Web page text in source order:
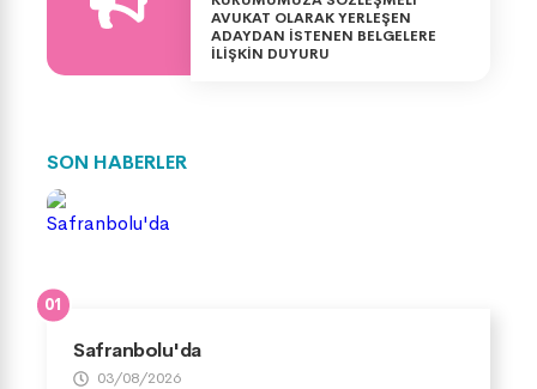
SON HABERLER
Safranbolu'da
03/08/2026
AVUKAT OLARAK YERLEŞEN
ADAYDAN İSTENEN BELGELERE
İLİŞKİN DUYURU